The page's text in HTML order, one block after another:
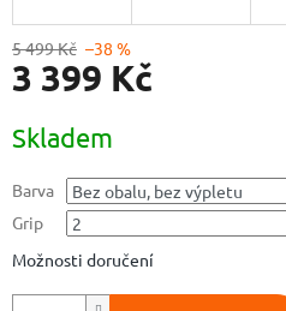
5 499 Kč –38 %
3 399 Kč
cena:
Skladem
Barva
Grip
Možnosti doručení